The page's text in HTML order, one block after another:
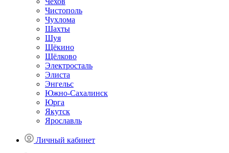
Чистополь
Чухлома
Шахты
Шуя
Щёкино
Щёлково
Электросталь
Элиста
Энгельс
Южно-Сахалинск
Юрга
Якутск
Ярославль
Личный кабинет